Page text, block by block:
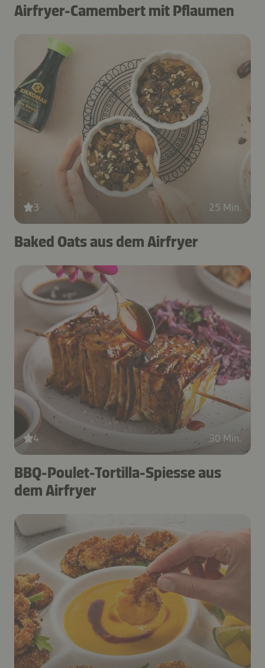
Airfryer-Camembert mit Pflaumen
3 25 Min.
Baked Oats aus dem Airfryer
4 30 Min.
BBQ-Poulet-Tortilla-Spiesse aus
dem Airfryer